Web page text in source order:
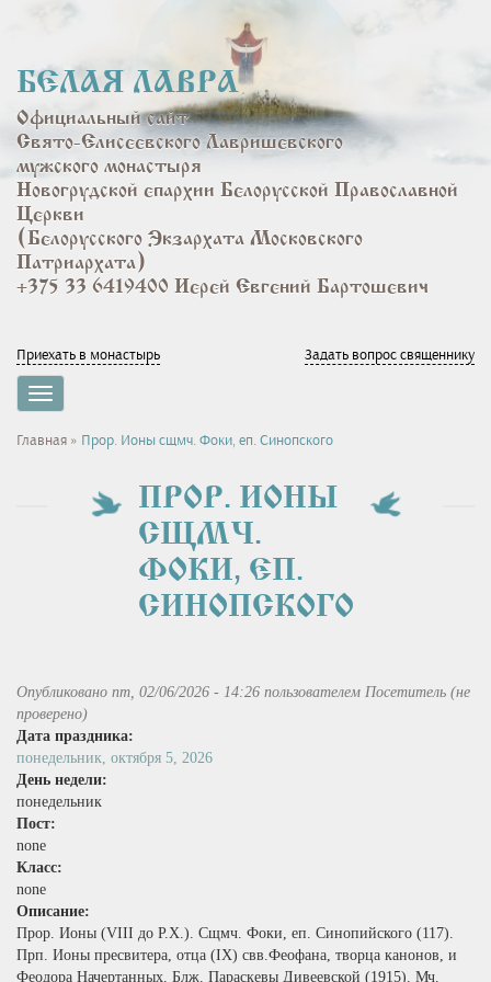
основному
содержанию
БЕЛАЯ ЛАВРА
Официальный сайт
Свято-Елисеевского Лавришевского
мужского монастыря
Новогрудской епархии Белорусской Православной
Церкви
(Белорусского Экзархата Московского
Патриархата)
+375 33 6419400 Иерей Евгений Бартошевич
Приехать в монастырь Задать вопрос священнику
Toggle
navigation
Вы
Главная » Прор. Ионы сщмч. Фоки, еп. Синопского
ПРОР. ИОНЫ
СЩМЧ.
ФОКИ, ЕП.
СИНОПСКОГО
Опубликовано пт, 02/06/2026 - 14:26 пользователем Посетитель (не
проверено)
Дата праздника:
понедельник, октября 5, 2026
День недели:
понедельник
Пост:
none
Класс:
none
Описание:
Прор. Ионы (VIII до Р.Х.). Сщмч. Фоки, еп. Синопийского (117).
Прп. Ионы пресвитера, отца (IX) свв.Феофана, творца канонов, и
Феодора Начертанных. Блж. Параскевы Дивеевской (1915). Мч.